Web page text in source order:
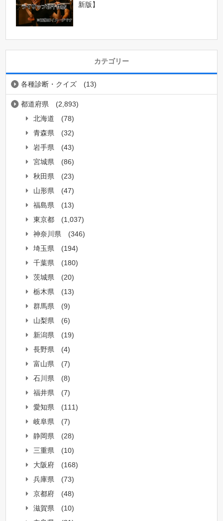
新版】
カテゴリー
各種診断・クイズ (13)
都道府県
(2,893)
北海道
(78)
青森県
(32)
岩手県
(43)
宮城県
(86)
秋田県
(23)
山形県
(47)
福島県
(13)
東京都
(1,037)
神奈川県
(346)
埼玉県
(194)
千葉県
(180)
茨城県
(20)
栃木県
(13)
群馬県
(9)
山梨県
(6)
新潟県
(19)
長野県
(4)
富山県
(7)
石川県
(8)
福井県
(7)
愛知県
(111)
岐阜県
(7)
静岡県
(28)
三重県
(10)
大阪府
(168)
兵庫県
(73)
京都府
(48)
滋賀県
(10)